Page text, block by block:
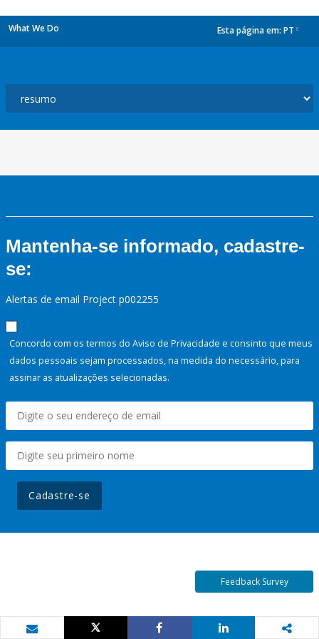
What We Do Esta página em: PT
Mantenha-se informado, cadastre-
se:
Alertas de email Project p002255
Concordo com os termos do Aviso de Privacidade e consinto que meus
dados pessoais sejam processados, na medida do necessário, para
assinar as atualizações selecionadas.
Cadastre-se
Feedback Survey